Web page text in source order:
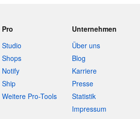
Pro
Studio
Shops
Notify
Ship
Weitere Pro-Tools
Unternehmen
Über uns
Blog
Karriere
Presse
Statistik
Impressum